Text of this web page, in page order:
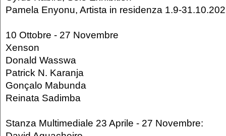
Pamela Enyonu, Artista in residenza 1.9-
10 Ottobre - 27 Novembre
Xenson
Donald Wasswa
Patrick N. Karanja
Gonçalo Mabunda
Reinata Sadimba
Stanza Multimediale 23 Aprile - 27 Novembre: